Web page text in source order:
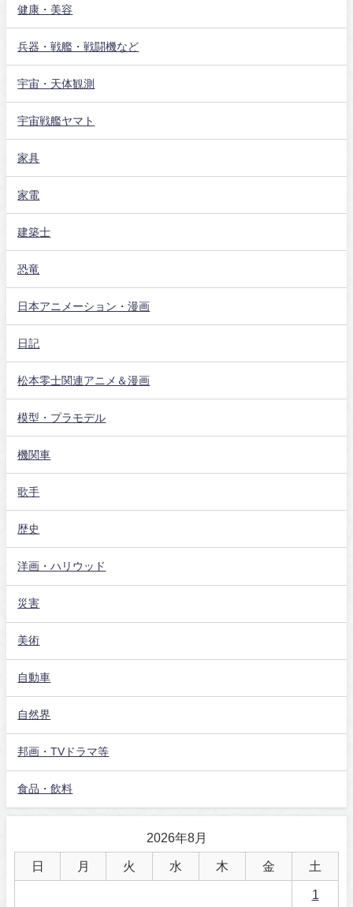
健康・美容
兵器・戦艦・戦闘機など
宇宙・天体観測
宇宙戦艦ヤマト
家具
家電
建築士
恐竜
日本アニメーション・漫画
日記
松本零士関連アニメ＆漫画
模型・プラモデル
機関車
歌手
歴史
洋画・ハリウッド
災害
美術
自動車
自然界
邦画・TVドラマ等
食品・飲料
2026年8月
日 月 火 水 木 金 土
1